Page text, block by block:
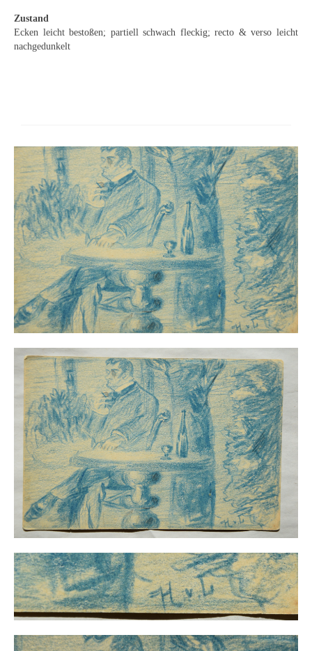
Curt Wittenbecher
Herkunft & Wirkungsstätte
Berliner Künstler
Düsseldorfer Künstler
Fränkische Künstler
Hamburger Künstler
Münchner Künstler
Pfälzer Künstler
Schwäbische Künstler
Weitere
Expressiver Realismus
Motive
Abstraktion
Industrie & Arbeit
Mediterrane Landschaft
Süddeutsche Landschaft
Selbstbildnisse
Stillleben
Zustand
Ecken leicht bestoßen; partiell schwach fleckig; recto & verso leicht
nachgedunkelt